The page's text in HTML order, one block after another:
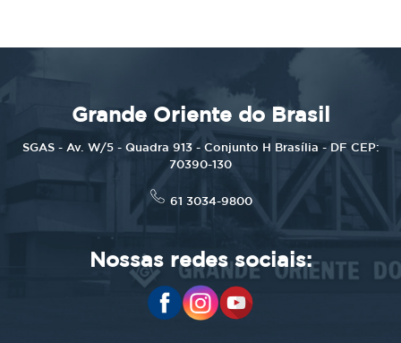
Grande Oriente do Brasil
SGAS - Av. W/5 - Quadra 913 - Conjunto H Brasília - DF CEP:
70390-130
61 3034-9800
Nossas redes sociais: